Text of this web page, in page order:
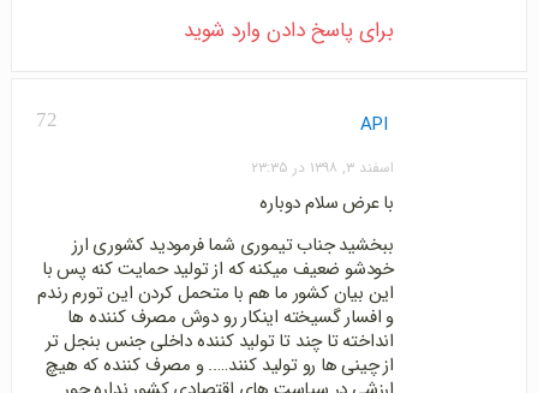
برای پاسخ دادن وارد شوید
72 API
اسفند ۳, ۱۳۹۸ در ۲۳:۳۵
با عرض سلام دوباره
ببخشید جناب تیموری شما فرمودید کشوری ارز
خودشو ضعیف میکنه که از تولید حمایت کنه پس با
این بیان کشور ما هم با متحمل کردن این تورم رندم
و افسار گسیخته اینکار رو دوش مصرف کننده ها
انداخته تا چند تا تولید کننده داخلی جنس بنجل تر
از چینی ها رو تولید کنند….. و مصرف کننده که هیچ